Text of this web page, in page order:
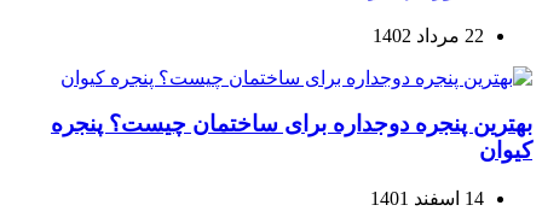
22 مرداد 1402
بهترین پنجره دوجداره برای ساختمان چیست؟ پنجره
کیوان
14 اسفند 1401